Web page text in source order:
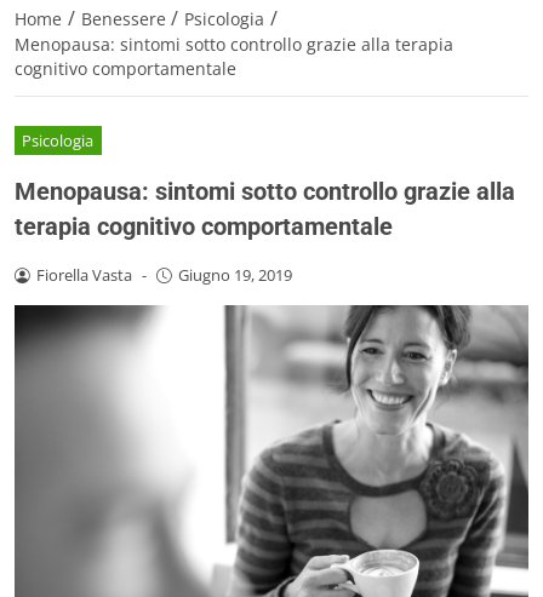
Home / Benessere / Psicologia /
Menopausa: sintomi sotto controllo grazie alla terapia
cognitivo comportamentale
Psicologia
Menopausa: sintomi sotto controllo grazie alla
terapia cognitivo comportamentale
Fiorella Vasta - Giugno 19, 2019